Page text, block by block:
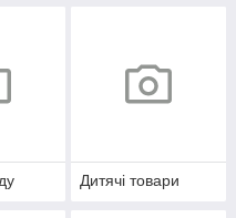
Дитячі товари